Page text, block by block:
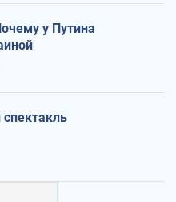
у Путина